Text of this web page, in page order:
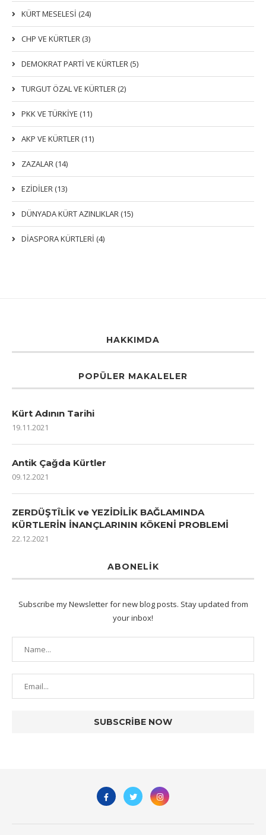
KÜRT MESELESİ (24)
CHP VE KÜRTLER (3)
DEMOKRAT PARTI VE KÜRTLER (5)
TURGUT ÖZAL VE KÜRTLER (2)
PKK VE TÜRKIYE (11)
AKP VE KÜRTLER (11)
ZAZALAR (14)
EZIDILER (13)
DÜNYADA KÜRT AZINLIKLAR (15)
DİASPORA KÜRTLERİ (4)
HAKKIMDA
POPÜLER MAKALELER
Kürt Adının Tarihi
19.11.2021
Antik Çağda Kürtler
09.12.2021
ZERDÜŞTÎLİK ve YEZİDİLİK BAĞLAMINDA
KÜRTLERİN İNANÇLARININ KÖKENİ PROBLEMİ
22.12.2021
ABONELIK
Subscribe my Newsletter for new blog posts. Stay updated from
your inbox!